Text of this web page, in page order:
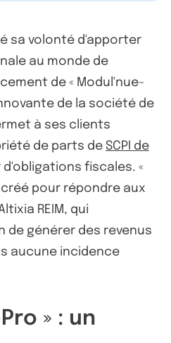
sa volonté d'apporter
au monde de
de « Modul'nue-
de la société de
à ses clients
de parts de SCPI de
d'obligations fiscales. «
pour répondre aux
REIM, qui
de générer des revenus
aucune incidence
» : un